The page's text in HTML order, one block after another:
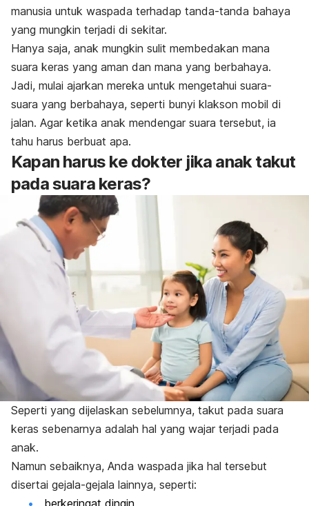
manusia untuk waspada terhadap tanda-tanda bahaya
yang mungkin terjadi di sekitar.
Hanya saja, anak mungkin sulit membedakan mana
suara keras yang aman dan mana yang berbahaya.
Jadi, mulai ajarkan mereka untuk mengetahui suara-
suara yang berbahaya, seperti bunyi klakson mobil di
jalan. Agar ketika anak mendengar suara tersebut, ia
tahu harus berbuat apa.
Kapan harus ke dokter jika anak takut
pada suara keras?
Seperti yang dijelaskan sebelumnya, takut pada suara
keras sebenarnya adalah hal yang wajar terjadi pada
anak.
Namun sebaiknya, Anda waspada jika hal tersebut
disertai gejala-gejala lainnya, seperti: